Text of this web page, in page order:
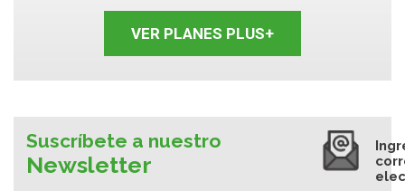
VER PLANES PLUS+
Suscríbete a nuestro
Newsletter